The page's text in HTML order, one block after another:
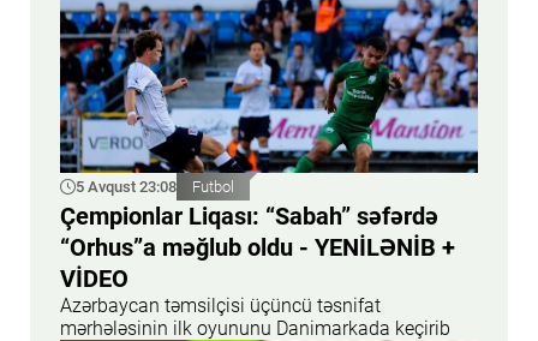
5 Avqust 23:08 Futbol
Çempionlar Liqası: “Sabah” səfərdə
“Orhus”a məğlub oldu - YENİLƏNİB +
VİDEO
Azərbaycan təmsilçisi üçüncü təsnifat
mərhələsinin ilk oyununu Danimarkada keçirib